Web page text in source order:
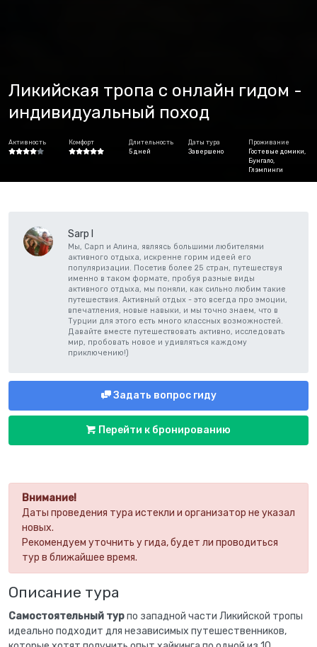
Ликийская тропа с онлайн гидом -
индивидуальный поход
Активность Комфорт
Длительность
5 дней
Даты тура
Завершено
Проживание
Гостевые домики,
Бунгало,
Глэмпинги
Внимание!
Даты проведения тура истекли и организатор не указал
новых.
Рекомендуем уточнить у гида, будет ли проводиться
тур в ближайшее время.
Описание тура
Самостоятельный турпо западной части Ликийской тропы
идеально подходит для независимых путешественников,
Sarp I
Мы, Сарп и Алина, являясь большими любителями
активного отдыха, искренне горим идеей его
популяризации. Посетив более 25 стран, путешествуя
именно в таком формате, пробуя разные виды
активного отдыха, мы поняли, как сильно любим такие
путешествия. Активный отдых - это всегда про эмоции,
впечатления, новые навыки, и мы точно знаем, что в
Турции для этого есть много классных возможностей.
Давайте вместе путешествовать активно, исследовать
мир, пробовать новое и удивляться каждому
приключению!)
Задать вопрос гиду
Перейти к бронированию